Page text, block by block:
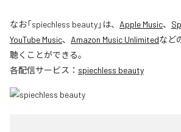
なお「spiechless beauty」は、 Apple Music、
YouTube Music、 Amazon Music Unlimitedなど
聴くことができる。
各配信サービス： spiechless beauty